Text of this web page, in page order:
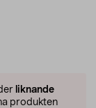
liknande
produkten